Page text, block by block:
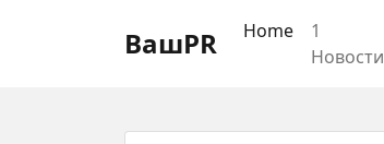
Восстановление пароля
ВашPR Home
1
Новости